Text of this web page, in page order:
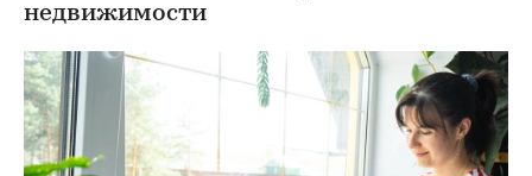
недвижимости